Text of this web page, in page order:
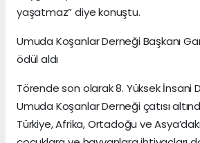
yaşatmaz” diye konuştu.
Umuda Koşanlar Derneği Başkanı
ödül aldı
Törende son olarak 8. Yüksek İnsani
Umuda Koşanlar Derneği çatısı
Türkiye, Afrika, Ortadoğu ve